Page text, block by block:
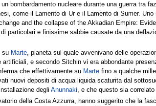
bombardamento nucleare durante una guerra tra
come il Lamento di Ur e il Lamento di Sumer.
and the collapse of the Akkadian Empire:
particolari e finissime sabbie causate da una
su Marte, pianeta sul quale avvenivano delle
e secondo Sitchin vi era abbondante
che effettivamente su Marte fino a qualche
nuovi depositi di acqua liquida scaturita dal
degliAnunnaki, e che questo sia
della Costa Azzurra, hanno suggerito che la